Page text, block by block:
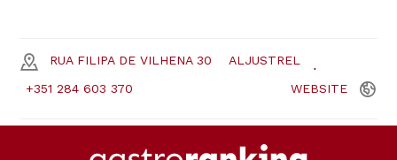
RUA FILIPA DE VILHENA 30 ALJUSTREL
+351 284 603 370 WEBSITE